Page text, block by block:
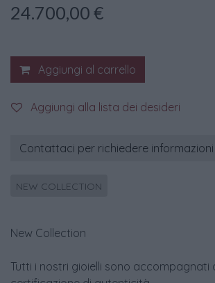
24.700,00 €
Aggiungi al carrello
Aggiungi alla lista dei desideri
Contattaci per richiedere informazioni
NEW COLLECTION
New Collection
Tutti i nostri gioielli sono accompagnati